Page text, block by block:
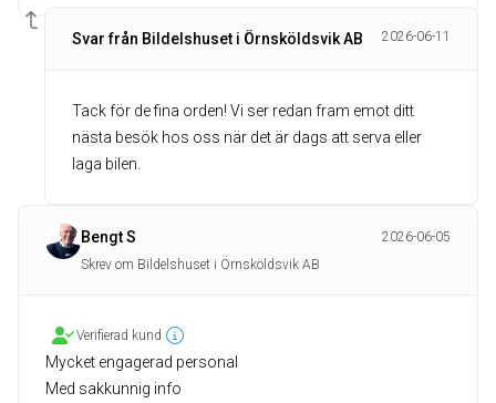
Svar från Bildelshuset i Örnsköldsvik AB 2026-06-11
Tack för de fina orden! Vi ser redan fram emot ditt
nästa besök hos oss när det är dags att serva eller
laga bilen.
Bengt S
2026-06-05
Skrev om Bildelshuset i Örnsköldsvik AB
Verifierad kund
Mycket engagerad personal
Med sakkunnig info